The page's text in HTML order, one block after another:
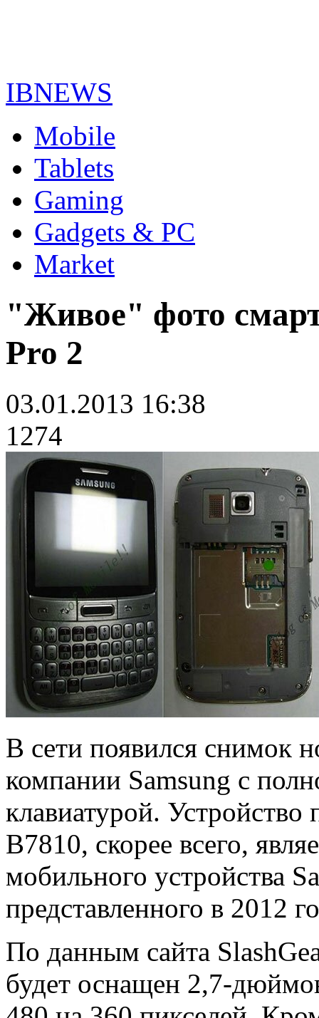
IBNEWS
Mobile
Tablets
Gaming
Gadgets & PC
Market
"Живое" фото
Pro 2
03.01.2013 16:38
1274
В сети появился снимок
компании Samsung с
клавиатурой.
B7810, скорее всего,
мобильного устройства
представленного в 2012
По данным сайта
будет оснащен 2,7-